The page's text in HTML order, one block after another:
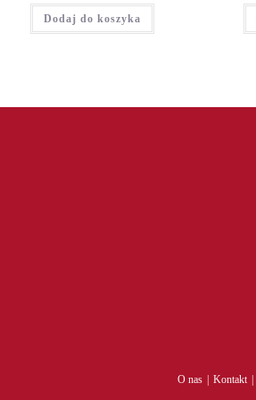
Dodaj do koszyka
O nas Kontakt